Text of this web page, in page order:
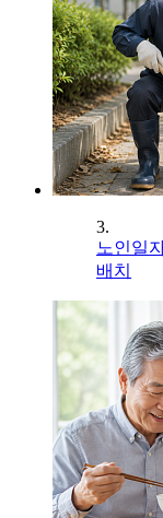
3.
노인일
배치